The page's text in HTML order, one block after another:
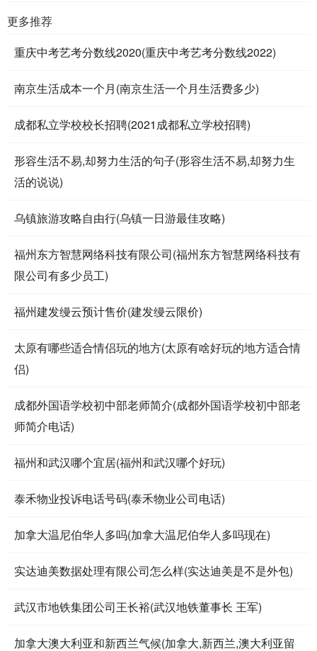
更多推荐
重庆中考艺考分数线2020(重庆中考艺考分数线2022)
南京生活成本一个月(南京生活一个月生活费多少)
成都私立学校校长招聘(2021成都私立学校招聘)
形容生活不易,却努力生活的句子(形容生活不易,却努力生
活的说说)
乌镇旅游攻略自由行(乌镇一日游最佳攻略)
福州东方智慧网络科技有限公司(福州东方智慧网络科技有
限公司有多少员工)
福州建发缦云预计售价(建发缦云限价)
太原有哪些适合情侣玩的地方(太原有啥好玩的地方适合情
侣)
成都外国语学校初中部老师简介(成都外国语学校初中部老
师简介电话)
福州和武汉哪个宜居(福州和武汉哪个好玩)
泰禾物业投诉电话号码(泰禾物业公司电话)
加拿大温尼伯华人多吗(加拿大温尼伯华人多吗现在)
实达迪美数据处理有限公司怎么样(实达迪美是不是外包)
武汉市地铁集团公司王长裕(武汉地铁董事长 王军)
加拿大澳大利亚和新西兰气候(加拿大,新西兰,澳大利亚留